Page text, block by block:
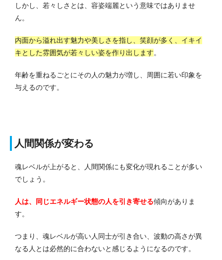
しかし、若々しさとは、容姿端麗という意味ではありませ
ん。
内面から溢れ出す魅力や美しさを指し、笑顔が多く、イキイ
キとした雰囲気が若々しい姿を作り出します。
年齢を重ねるごとにその人の魅力が増し、周囲に若い印象を
与えるのです。
人間関係が変わる
魂レベルが上がると、人間関係にも変化が現れることが多い
でしょう。
人は、同じエネルギー状態の人を引き寄せる傾向がありま
す。
つまり、魂レベルが高い人同士が引き合い、波動の高さが異
なる人とは必然的に合わないと感じるようになるのです。